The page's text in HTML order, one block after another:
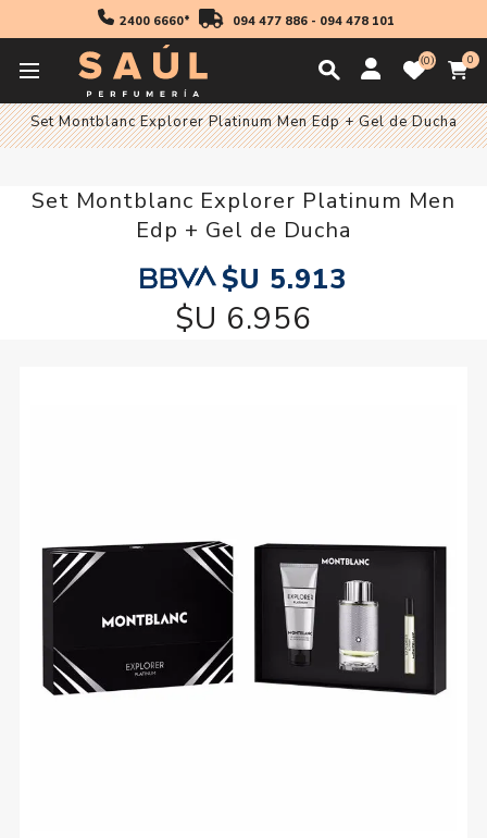
2400 6660* 094 477 886- 094 478 101
0 0
Inicio
Set Montblanc Explorer Platinum Men Edp + Gel de Ducha
Set Montblanc Explorer Platinum Men
Edp + Gel de Ducha
$U 5.913
$U 6.956